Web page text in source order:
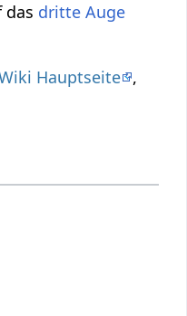
das dritte Auge
Hauptseite ,